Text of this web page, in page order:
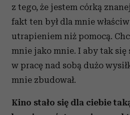
z tego, że jestem córką
fakt ten był dla mnie
utrapieniem niż pomocą.
mnie jako mnie. I aby tak się
w pracę nad sobą dużo
mnie zbudował.
Kino stało się dla ciebie